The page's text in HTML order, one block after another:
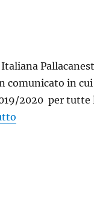
comunicato in
2020 per